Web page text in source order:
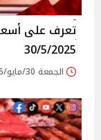
30/5/2025
الجمعة 30/مايو/2025 - 11:06 ص